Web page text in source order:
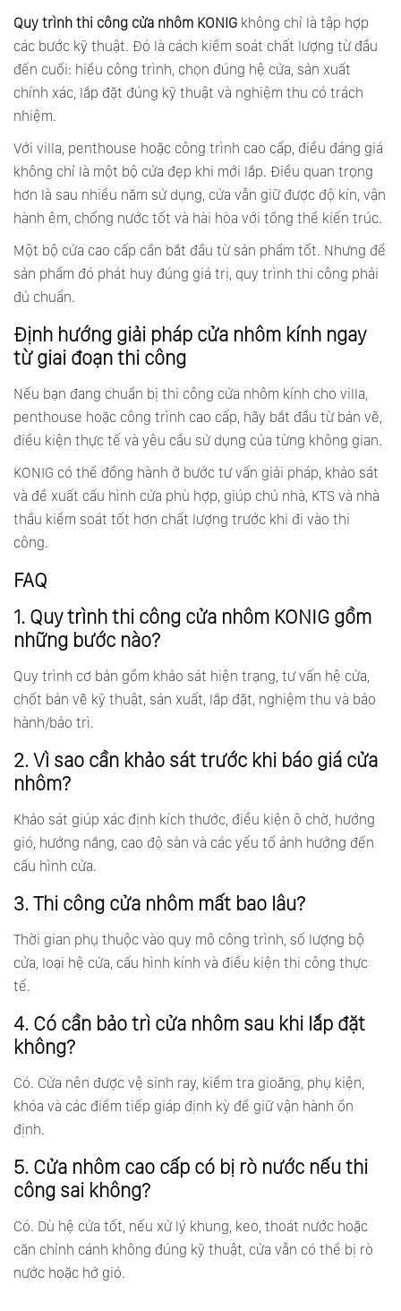
Quy trình thi công cửa nhôm KONIG không chỉ là tập hợp
các bước kỹ thuật. Đó là cách kiểm soát chất lượng từ đầu
đến cuối: hiểu công trình, chọn đúng hệ cửa, sản xuất
chính xác, lắp đặt đúng kỹ thuật và nghiệm thu có trách
nhiệm.
Với villa, penthouse hoặc công trình cao cấp, điều đáng giá
không chỉ là một bộ cửa đẹp khi mới lắp. Điều quan trọng
hơn là sau nhiều năm sử dụng, cửa vẫn giữ được độ kín, vận
hành êm, chống nước tốt và hài hòa với tổng thể kiến trúc.
Một bộ cửa cao cấp cần bắt đầu từ sản phẩm tốt. Nhưng để
sản phẩm đó phát huy đúng giá trị, quy trình thi công phải
đủ chuẩn.
Định hướng giải pháp cửa nhôm kính ngay
từ giai đoạn thi công
Nếu bạn đang chuẩn bị thi công cửa nhôm kính cho villa,
penthouse hoặc công trình cao cấp, hãy bắt đầu từ bản vẽ,
điều kiện thực tế và yêu cầu sử dụng của từng không gian.
KONIG có thể đồng hành ở bước tư vấn giải pháp, khảo sát
và đề xuất cấu hình cửa phù hợp, giúp chủ nhà, KTS và nhà
thầu kiểm soát tốt hơn chất lượng trước khi đi vào thi
công.
FAQ
1. Quy trình thi công cửa nhôm KONIG gồm
những bước nào?
Quy trình cơ bản gồm khảo sát hiện trạng, tư vấn hệ cửa,
chốt bản vẽ kỹ thuật, sản xuất, lắp đặt, nghiệm thu và bảo
hành/bảo trì.
2. Vì sao cần khảo sát trước khi báo giá cửa
nhôm?
Khảo sát giúp xác định kích thước, điều kiện ô chờ, hướng
gió, hướng nắng, cao độ sàn và các yếu tố ảnh hưởng đến
cấu hình cửa.
3. Thi công cửa nhôm mất bao lâu?
Thời gian phụ thuộc vào quy mô công trình, số lượng bộ
cửa, loại hệ cửa, cấu hình kính và điều kiện thi công thực
tế.
4. Có cần bảo trì cửa nhôm sau khi lắp đặt
không?
Có. Cửa nên được vệ sinh ray, kiểm tra gioăng, phụ kiện,
khóa và các điểm tiếp giáp định kỳ để giữ vận hành ổn
định.
5. Cửa nhôm cao cấp có bị rò nước nếu thi
công sai không?
Có. Dù hệ cửa tốt, nếu xử lý khung, keo, thoát nước hoặc
căn chỉnh cánh không đúng kỹ thuật, cửa vẫn có thể bị rò
nước hoặc hở gió.